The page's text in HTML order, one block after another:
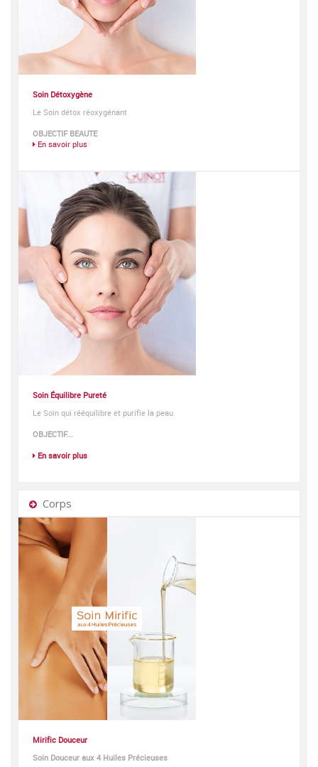
Soin Détoxygène
Le Soin détox réoxygénant
OBJECTIF BEAUTE
En savoir plus
Soin Équilibre Pureté
Le Soin qui rééquilibre et purifie la peau
OBJECTIF...
En savoir plus
Corps
Mirific Douceur
Soin Douceur aux 4 Huiles Précieuses